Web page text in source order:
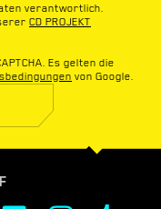
verantwortlich.
CD PROJEKT
Es gelten die
von Google.